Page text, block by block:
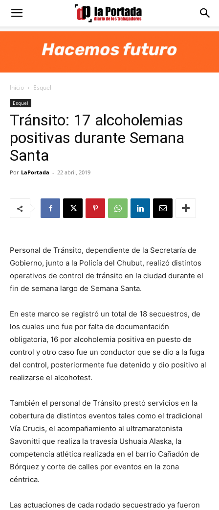
Diario
Portada
Inicio Esquel
Esquel
Tránsito: 17 alcoholemias
positivas durante Semana
Santa
Por LaPortada - 22 abril, 2019
Personal de Tránsito, dependiente de la Secretaría de
Gobierno, junto a la Policía del Chubut, realizó distintos
operativos de control de tránsito en la ciudad durante el
fin de semana largo de Semana Santa.
En este marco se registró un total de 18 secuestros, de
los cuales uno fue por falta de documentación
obligatoria, 16 por alcoholemia positiva en puesto de
control y otro caso fue un conductor que se dio a la fuga
del control, posteriormente fue detenido y dio positivo al
realizarse el alcohotest.
También el personal de Tránsito prestó servicios en la
cobertura de distintos eventos tales como el tradicional
Vía Crucis, el acompañamiento al ultramaratonista
Savonitti que realiza la travesía Ushuaia Alaska, la
competencia atlética realizada en el barrio Cañadón de
Bórquez y corte de calles por eventos en la zona
céntrica.
Las actuaciones de cada rodado secuestrado ya fueron